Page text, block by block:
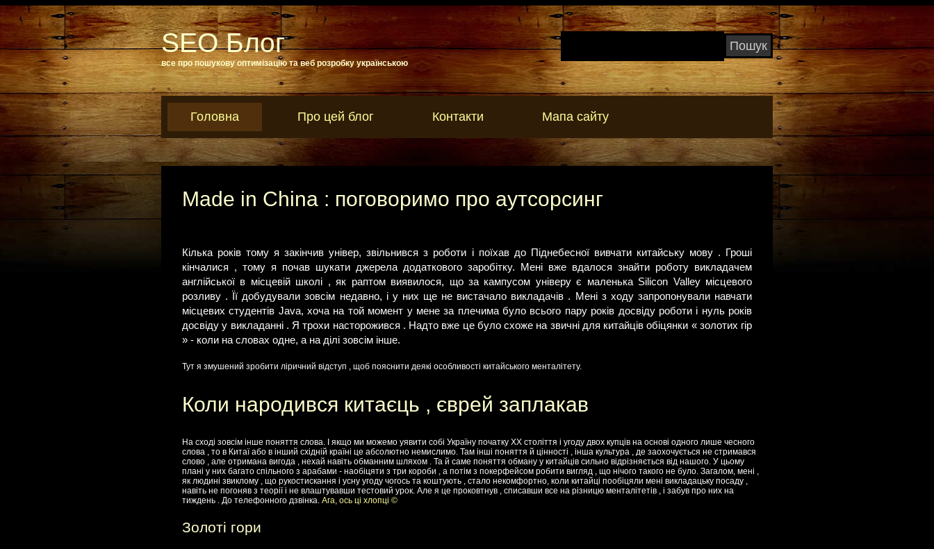
SEO Блог
все про пошукову оптимізацію та веб розробку українською
Головна Про цей блог Контакти Мапа сайту
Made in China : поговоримо про аутсорсинг
Кілька років тому я закінчив універ, звільнився з роботи і поїхав до Піднебесної вивчати китайську мову . Гроші
кінчалися , тому я почав шукати джерела додаткового заробітку. Мені вже вдалося знайти роботу викладачем
англійської в місцевій школі , як раптом виявилося, що за кампусом універу є маленька Silicon Valley місцевого
розливу . Її добудували зовсім недавно, і у них ще не вистачало викладачів . Мені з ходу запропонували навчати
місцевих студентів Java, хоча на той момент у мене за плечима було всього пару років досвіду роботи і нуль років
досвіду у викладанні . Я трохи насторожився . Надто вже це було схоже на звичні для китайців обіцянки « золотих гір
» - коли на словах одне, а на ділі зовсім інше.
Тут я змушений зробити ліричний відступ , щоб пояснити деякі особливості китайського менталітету.
Коли народився китаєць , єврей заплакав
На сході зовсім інше поняття слова. І якщо ми можемо уявити собі Україну початку XX століття і угоду двох купців на основі одного лише чесного
слова , то в Китаї або в інший східній країні це абсолютно немислимо. Там інші поняття й цінності , інша культура , де заохочується не стримався
слово , але отримана вигода , нехай навіть обманним шляхом . Та й саме поняття обману у китайців сильно відрізняється від нашого. У цьому
плані у них багато спільного з арабами - наобіцяти з три короби , а потім з покерфейсом робити вигляд , що нічого такого не було. Загалом, мені ,
як людині звиклому , що рукостискання і усну угоду чогось та коштують , стало некомфортно, коли китайці пообіцяли мені викладацьку посаду ,
навіть не погоняв з теорії і не влаштувавши тестовий урок. Але я це проковтнув , списавши все на різницю менталітетів , і забув про них на
тиждень . До телефонного дзвінка. Ага, ось ці хлопці ©
Золоті гори